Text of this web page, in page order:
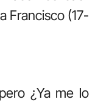
Francisco (17-
¿Ya me lo